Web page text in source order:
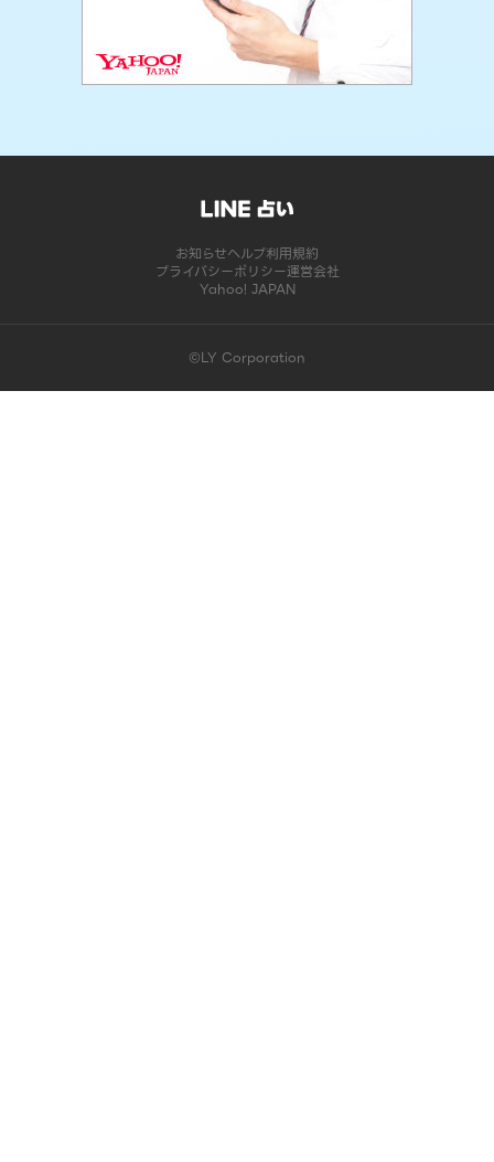
お知らせヘルプ利用規約
プライバシーポリシー運営会社
Yahoo! JAPAN
©LY Corporation
このコンテンツは掲載が終了しました | LINE占い